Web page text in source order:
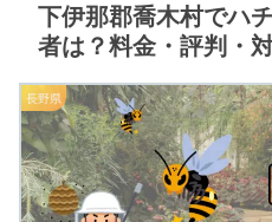
下伊那郡喬木村でハ
者は？料金・評判・
長野県